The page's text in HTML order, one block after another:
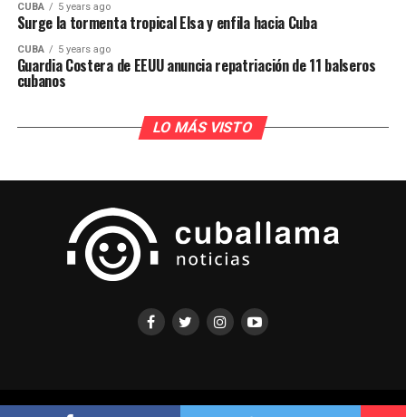
CUBA 5 years ago
Surge la tormenta tropical Elsa y enfila hacia Cuba
CUBA 5 years ago
Guardia Costera de EEUU anuncia repatriación de 11 balseros
cubanos
LO MÁS VISTO